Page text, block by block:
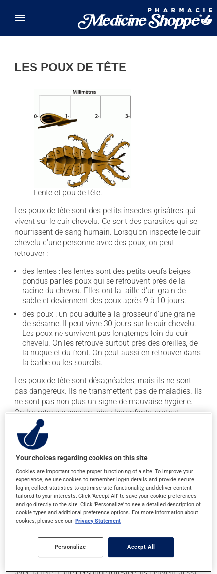
LES POUX DE TÊTE
Lente et pou de tête.
Les poux de tête sont des petits insectes grisâtres qui
vivent sur le cuir chevelu. Ce sont des parasites qui se
nourrissent de sang humain. Lorsqu'on inspecte le cuir
chevelu d'une personne avec des poux, on peut
retrouver :
des lentes : les lentes sont des petits oeufs beiges
pondus par les poux qui se retrouvent près de la
racine du cheveu. Elles ont la taille d'un grain de
sable et deviennent des poux après 9 à 10 jours.
des poux : un pou adulte a la grosseur d'une graine
de sésame. Il peut vivre 30 jours sur le cuir chevelu.
Les poux ne survivent pas longtemps loin du cuir
chevelu. On les retrouve surtout près des oreilles, de
la nuque et du front. On peut aussi en retrouver dans
la barbe ou les sourcils.
Les poux de tête sont désagréables, mais ils ne sont
pas dangereux. Ils ne transmettent pas de maladies. Ils
ne sont pas non plus un signe de mauvaise hygiène.
On les retrouve souvent chez les enfants, surtout
autour de la rentrée scolaire. Ils se transmettent
facilement dans les écoles et les services de garde. Les
enfants qui ont des poux peuvent continuer à
fréquenter leur service de garde ou école.
Le symptôme principal causé par les poux de tête est
la démangeaison du cuir chevelu. Les démangeaisons
sont causées par une réaction allergique aux morsures
des poux. Certaines personnes ne ressentiront pas de
démangeaisons et n'auront donc aucun symptôme.
Causes et facteurs aggravants
Your choices regarding cookies on this site
Cookies are important to the proper functioning of a site. To improve your
experience, we use cookies to remember log-in details and provide secure
log-in, collect statistics to optimise site functionality, and deliver content
tailored to your interests. Click 'Accept All' to save your cookie preferences
and go directly to the site. Click 'Personalize' to see a detailed description of
cookie types and additional preference options. For more information about
cookies, please see our Privacy Statement
Personalize Accept All